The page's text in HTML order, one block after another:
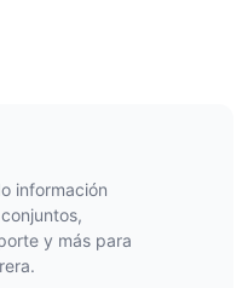
información
y más para
.